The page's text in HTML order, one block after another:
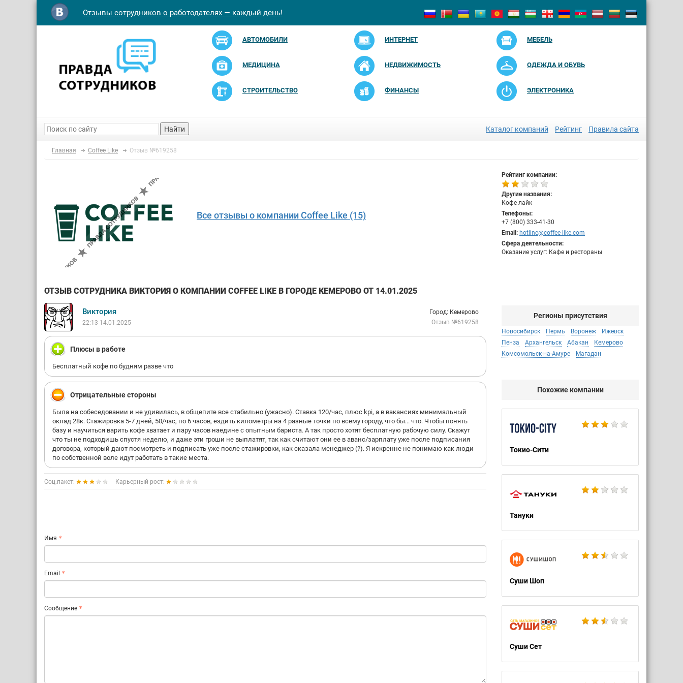
Отзывы сотрудников о работодателях — каждый день!
АВТОМОБИЛИ ИНТЕРНЕТ МЕБЕЛЬ
МЕДИЦИНА НЕДВИЖИМОСТЬ ОДЕЖДА И ОБУВЬ
СТРОИТЕЛЬСТВО ФИНАНСЫ ЭЛЕКТРОНИКА
Найти Каталог компаний Рейтинг Правила сайта
Главная Coffee Like Отзыв №619258
Все отзывы о компании Coffee Like (15)
Рейтинг компании:
Другие названия:
Кофе лайк
Телефоны:
+7 (800) 333-41-30
Email: hotline@coffee-like.com
Сфера деятельности:
Оказание услуг: Кафе и рестораны
ОТЗЫВ СОТРУДНИКА ВИКТОРИЯ О КОМПАНИИ COFFEE LIKE В ГОРОДЕ КЕМЕРОВО ОТ 14.01.2025
Виктория
22:13 14.01.2025
Город: Кемерово
Отзыв №619258
Плюсы в работе
Бесплатный кофе по будням разве что
Отрицательные стороны
Была на собеседовании и не удивилась, в общепите все стабильно (ужасно). Ставка 120/час, плюс kpi, а в вакансиях минимальный
оклад 28к. Стажировка 5-7 дней, 50/час, по 6 часов, ездить километры на 4 разные точки по всему городу, что бы... что. Чтобы понять
базу и научиться варить кофе хватает и пару часов наедине с опытным бариста. А так просто хотят бесплатную рабочую силу. Скажут
что ты не подходишь спустя неделю, и даже эти гроши не выплатят, так как считают они ее в аванс/зарплату уже после подписания
договора, который дают посмотреть и подписать уже после стажировки, как сказала менеджер (?). Я искренне не понимаю как люди
по собственной воле идут работать в такие места.
Соц.пакет: Карьерный рост:
Имя
Email
Сообщение
Регионы присутствия
Новосибирск Пермь Воронеж
Ижевск
Пенза
Архангельск Абакан
Кемерово
Комсомольск-на-Амуре
Магадан
Похожие компании
Токио-Сити
Тануки
Суши Шоп
Суши Сет